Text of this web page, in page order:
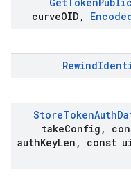
curveOID ,
Rewind
StoreTokenAuth
takeConfig ,
authKeyLen , const